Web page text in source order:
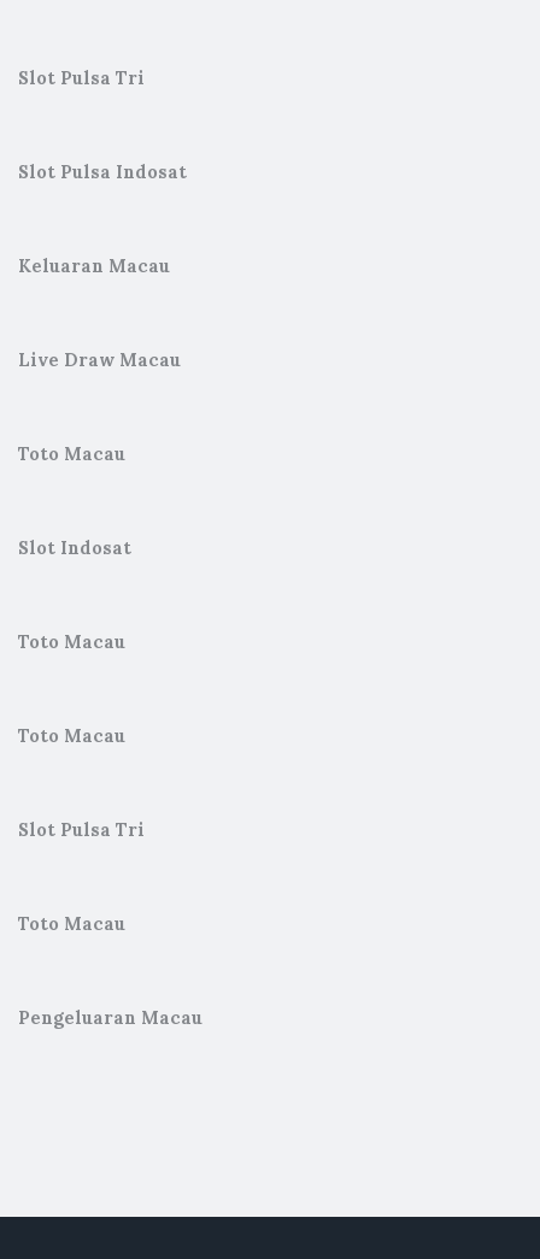
Slot Pulsa Tri
Slot Pulsa Indosat
Keluaran Macau
Live Draw Macau
Toto Macau
Slot Indosat
Toto Macau
Toto Macau
Slot Pulsa Tri
Toto Macau
Pengeluaran Macau